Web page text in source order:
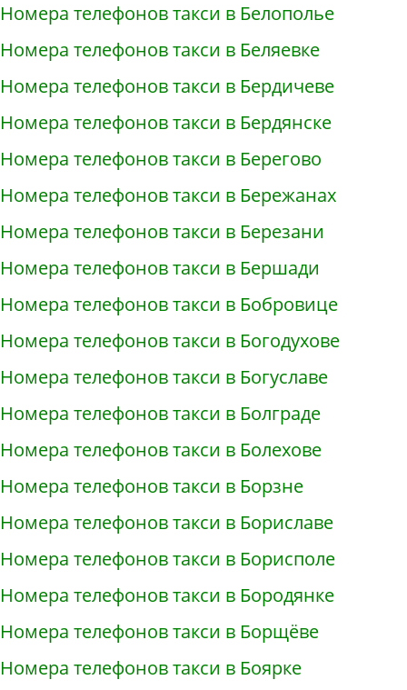
Номера телефонов такси в Белополье
Номера телефонов такси в Беляевке
Номера телефонов такси в Бердичеве
Номера телефонов такси в Бердянске
Номера телефонов такси в Берегово
Номера телефонов такси в Бережанах
Номера телефонов такси в Березани
Номера телефонов такси в Бершади
Номера телефонов такси в Бобровице
Номера телефонов такси в Богодухове
Номера телефонов такси в Богуславе
Номера телефонов такси в Болграде
Номера телефонов такси в Болехове
Номера телефонов такси в Борзне
Номера телефонов такси в Бориславе
Номера телефонов такси в Борисполе
Номера телефонов такси в Бородянке
Номера телефонов такси в Борщёве
Номера телефонов такси в Боярке